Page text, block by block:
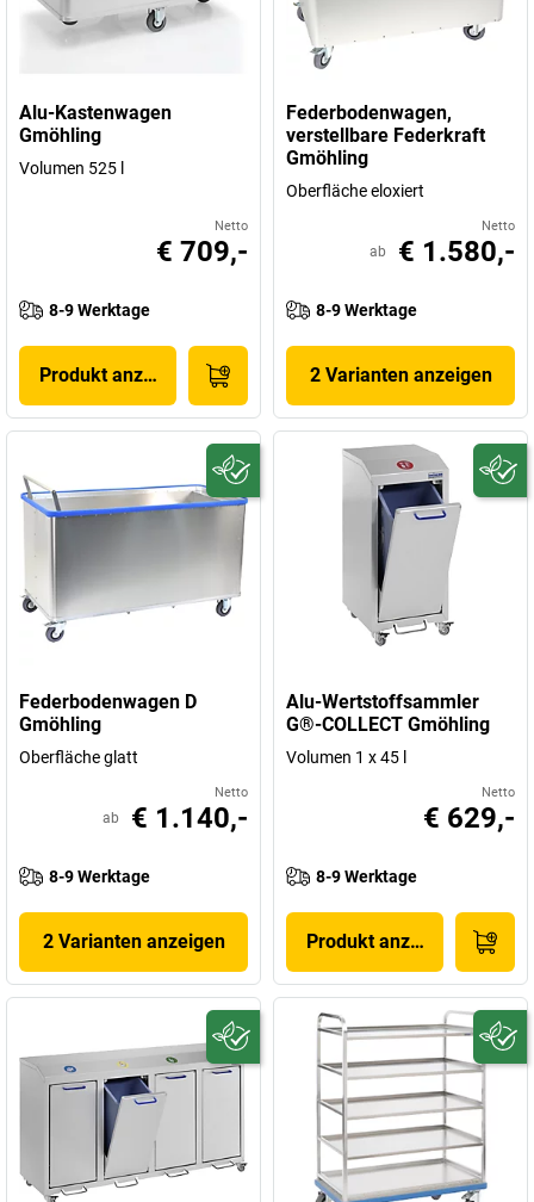
Alu-Kastenwagen
Gmöhling
Volumen 525 l
Netto
€ 709,-
8-9 Werktage
Produkt anzeigen
Federbodenwagen,
verstellbare Federkraft
Gmöhling
Oberfläche eloxiert
Netto
ab € 1.580,-
8-9 Werktage
2 Varianten anzeigen
Federbodenwagen D
Gmöhling
Oberfläche glatt
Netto
ab € 1.140,-
8-9 Werktage
2 Varianten anzeigen
Alu-Wertstoffsammler
G®-COLLECT Gmöhling
Volumen 1 x 45 l
Netto
€ 629,-
8-9 Werktage
Produkt anzeigen